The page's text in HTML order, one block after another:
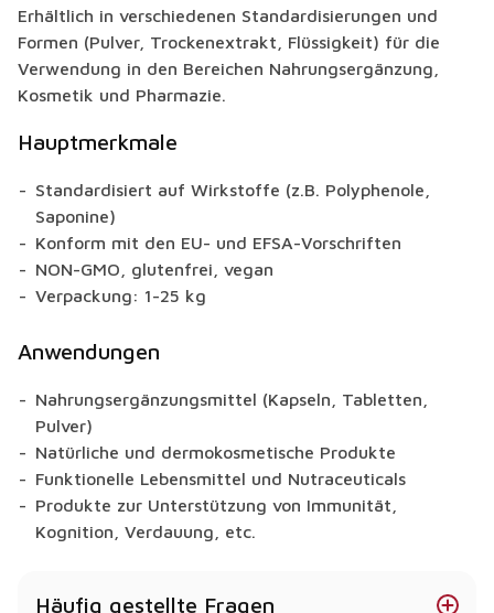
Erhältlich in verschiedenen Standardisierungen und
Formen (Pulver, Trockenextrakt, Flüssigkeit) für die
Verwendung in den Bereichen Nahrungsergänzung,
Kosmetik und Pharmazie.
Hauptmerkmale
Standardisiert auf Wirkstoffe (z.B. Polyphenole,
Saponine)
Konform mit den EU- und EFSA-Vorschriften
NON-GMO, glutenfrei, vegan
Verpackung: 1-25 kg
Anwendungen
Nahrungsergänzungsmittel (Kapseln, Tabletten,
Pulver)
Natürliche und dermokosmetische Produkte
Funktionelle Lebensmittel und Nutraceuticals
Produkte zur Unterstützung von Immunität,
Kognition, Verdauung, etc.
Häufig gestellte Fragen